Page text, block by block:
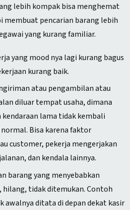
lebih kompak bisa menghemat
membuat pencarian barang lebih
yang kurang familiar.
yang mood nya lagi kurang bagus
kurang baik.
atau pengambilan atau
diluar tempat usaha, dimana
lama tidak kembali
Bisa karena faktor
customer, pekerja mengerjakan
dan kendala lainnya.
barang yang menyebabkan
hilang, tidak ditemukan. Contoh
awalnya ditata di depan dekat kasir